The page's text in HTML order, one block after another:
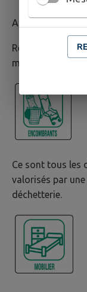
Acceptés :
Refusés :
mobilier, parquet
Ce sont tous les
valorisés par
déchetterie.